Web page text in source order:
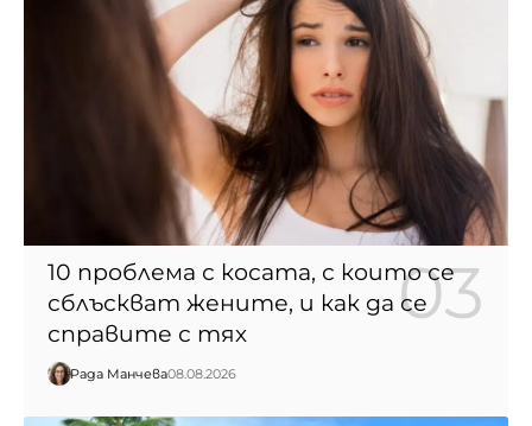
10 проблема с косата, с които се
сблъскват жените, и как да се
справите с тях
Рада Манчева08.08.2026